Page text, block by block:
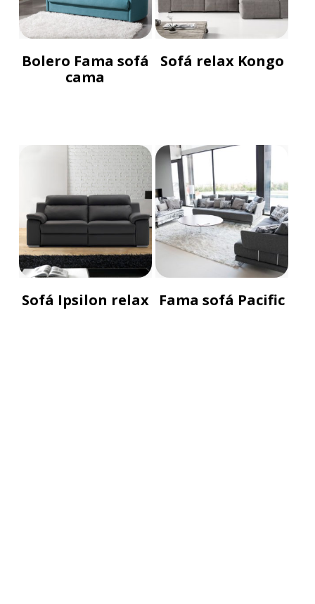
Bolero Fama sofá
cama
Sofá relax Kongo
Sofá Ipsilon relax Fama sofá Pacific